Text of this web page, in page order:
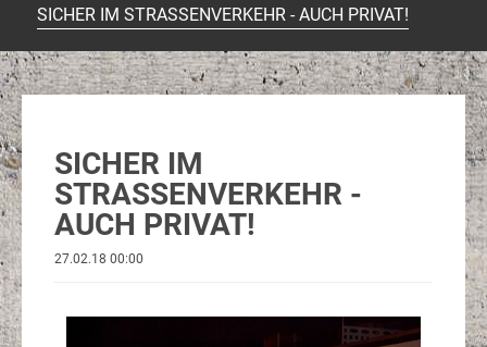
SICHER IM STRASSENVERKEHR - AUCH PRIVAT!
SICHER IM
STRASSENVERKEHR -
AUCH PRIVAT!
27.02.18 00:00